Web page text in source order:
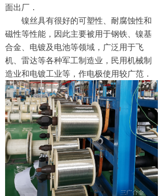
面出厂．
镍丝具有很好的可塑性、耐腐蚀性和
磁性等性能，因此主要被用于钢铁、镍基
合金、电镀及电池等领域，广泛用于飞
机、雷达等各种军工制造业，民用机械制
造业和电镀工业等，作电极使用较广范．